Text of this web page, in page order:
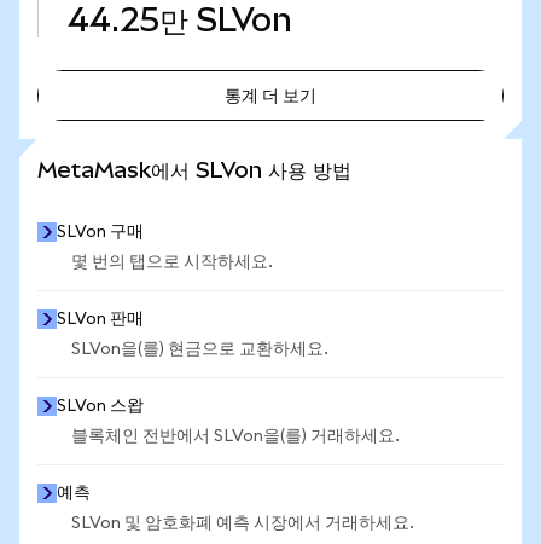
44.25만 SLVon
통계 더 보기
MetaMask에서 SLVon 사용 방법
SLVon 구매
몇 번의 탭으로 시작하세요.
SLVon 판매
SLVon을(를) 현금으로 교환하세요.
SLVon 스왑
블록체인 전반에서 SLVon을(를) 거래하세요.
예측
SLVon 및 암호화폐 예측 시장에서 거래하세요.